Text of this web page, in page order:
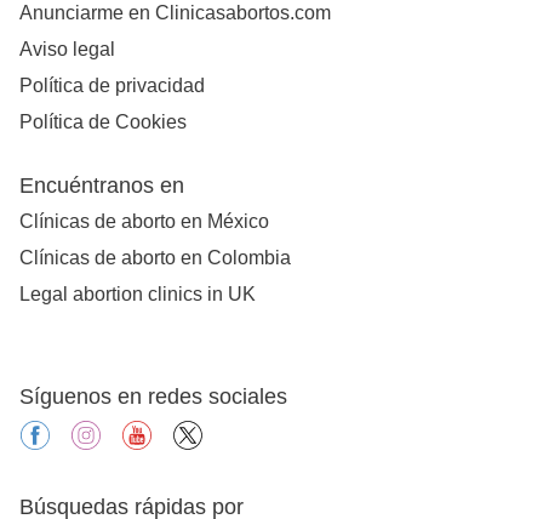
Anunciarme en Clinicasabortos.com
Aviso legal
Política de privacidad
Política de Cookies
Encuéntranos en
Clínicas de aborto en México
Clínicas de aborto en Colombia
Legal abortion clinics in UK
Síguenos en redes sociales
facebookinstagramyoutube
Búsquedas rápidas por